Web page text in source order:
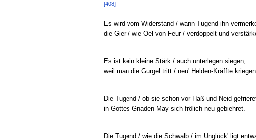
[408]
Es wird vom Widerstand / wann Tugend ihn
die Gier / wie Oel von Feur / verdoppelt und
Es ist kein kleine Stärk / auch unterlegen siegen;
weil man die Gurgel tritt / neu' Helden-Kräffte kriegen.
Die Tugend / ob sie schon vor Haß und Neid
in Gottes Gnaden-May sich frölich neu gebiehret.
Die Tugend / wie die Schwalb / im Unglück' ligt